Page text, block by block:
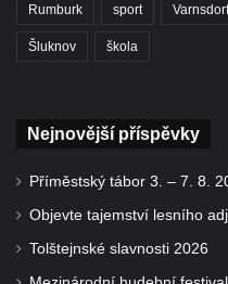
Rumburk sport Varnsdorf
Šluknov škola
Nejnovější příspěvky
Příměstský tábor 3. – 7. 8.
Objevte tajemství lesního
Tolštejnské slavnosti 2026